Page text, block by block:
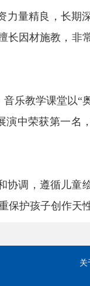
力量精良，长期
长因材施教，非
乐教学课堂以“
演中荣获第一名
调，遵循儿童
保护孩子创作天
关